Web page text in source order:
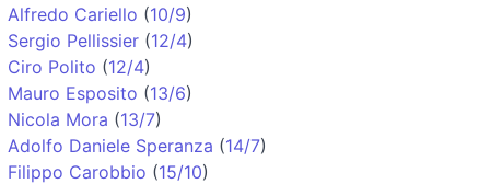
Alfredo Cariello (10/9)
Sergio Pellissier (12/4)
Ciro Polito (12/4)
Mauro Esposito (13/6)
Nicola Mora (13/7)
Adolfo Daniele Speranza (14/7)
Filippo Carobbio (15/10)